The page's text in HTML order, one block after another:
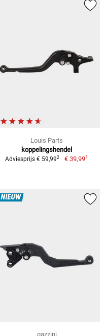
Louis Parts
koppelingshendel
Adviesprijs € 59,992 € 39,991
NIEUW
gazzini